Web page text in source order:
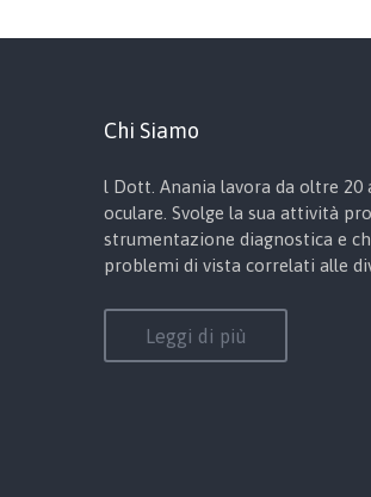
Chi Siamo
l Dott. Anania lavora da oltre 20
oculare. Svolge la sua attività
strumentazione diagnostica e
problemi di vista correlati alle
Leggi di più